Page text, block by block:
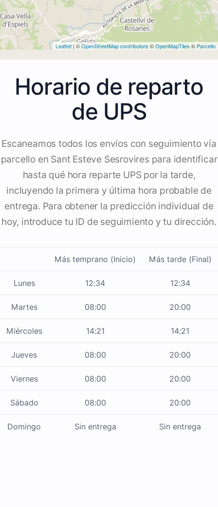
Leaflet | ©OpenStreetMap contributors ©OpenMapTiles © Parcello
Horario de reparto
de UPS
Escaneamos todos los envíos con seguimiento vía
parcello en Sant Esteve Sesrovires para identificar
hasta qué hora reparte UPS por la tarde,
incluyendo la primera y última hora probable de
entrega. Para obtener la predicción individual de
hoy, introduce tu ID de seguimiento y tu dirección.
Más temprano (Inicio) Más tarde (Final)
Lunes 12:34 12:34
Martes 08:00 20:00
Miércoles 14:21 14:21
Jueves 08:00 20:00
Viernes 08:00 20:00
Sábado 08:00 20:00
Domingo Sin entrega Sin entrega